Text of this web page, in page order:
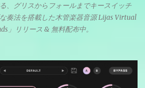
、グリスからフォールまでキースイッチ
奏法を搭載した木管楽器音源 Lijas Virtual
」リリース & 無料配布中。